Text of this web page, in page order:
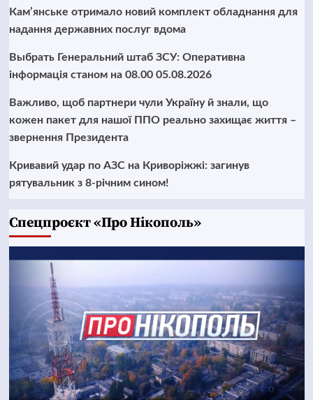
Кам’янське отримало новий комплект обладнання для
надання державних послуг вдома
Выбрать Генеральний штаб ЗСУ: Оперативна
інформація станом на 08.00 05.08.2026
Важливо, щоб партнери чули Україну й знали, що
кожен пакет для нашої ППО реально захищає життя –
звернення Президента
Кривавий удар по АЗС на Криворіжжі: загинув
рятувальник з 8-річним сином!
Cпецпроєкт «Про Нікополь»